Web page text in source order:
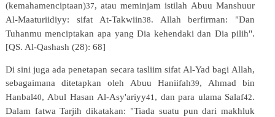
(kemahamenciptaan)37, atau meminjam istilah Abuu Manshuur
Al-Maaturiidiyy: sifat At-Takwiin38. Allah berfirman: "Dan
Tuhanmu menciptakan apa yang Dia kehendaki dan Dia pilih".
[QS. Al-Qashash (28): 68]
Di sini juga ada penetapan secara tasliim sifat Al-Yad bagi Allah,
sebagaimana
ditetapkan oleh Abuu Haniifah39, Ahmad
bin
Hanbal40, Abul Hasan Al-Asy'ariyy41, dan para ulama Salaf42.
Dalam fatwa Tarjih dikatakan: "Tiada suatu pun dari makhluk